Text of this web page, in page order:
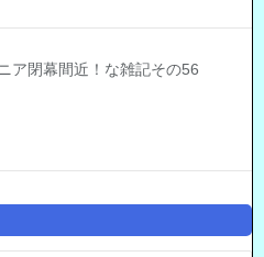
ア閉幕間近！な雑記その56